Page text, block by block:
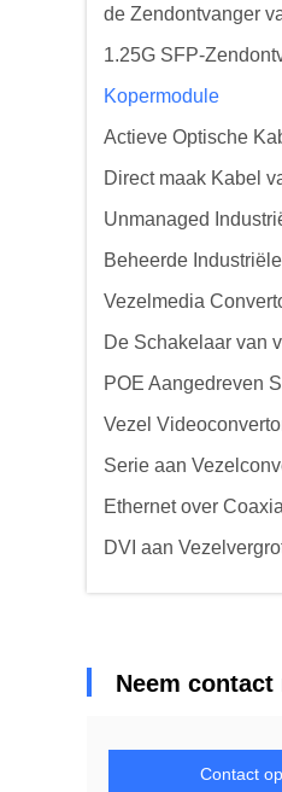
de Zendontvanger
1.25G SFP-
Kopermodule
Actieve Optische
Direct maak Kabel
Unmanaged
Beheerde
Vezelmedia
De Schakelaar van
POE Aangedreven
Vezel
Serie aan
Ethernet over
DVI aan
Neem
Contact